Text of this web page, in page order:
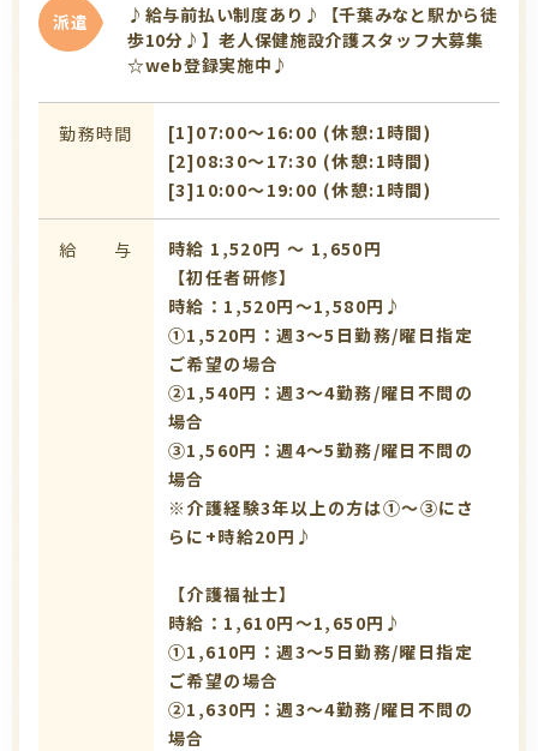
派遣
♪給与前払い制度あり♪【千葉みなと駅から徒
歩10分♪】老人保健施設介護スタッフ大募集
☆web登録実施中♪
勤務時間
[1]07:00〜16:00 (休憩:1時間)
[2]08:30〜17:30 (休憩:1時間)
[3]10:00〜19:00 (休憩:1時間)
給 与
時給 1,520円 〜 1,650円
【初任者研修】
時給：1,520円～1,580円♪
①1,520円：週3～5日勤務/曜日指定
ご希望の場合
➁1,540円：週3～4勤務/曜日不問の
場合
③1,560円：週4～5勤務/曜日不問の
場合
※介護経験3年以上の方は①～③にさ
らに+時給20円♪
【介護福祉士】
時給：1,610円～1,650円♪
①1,610円：週3～5日勤務/曜日指定
ご希望の場合
➁1,630円：週3～4勤務/曜日不問の
場合